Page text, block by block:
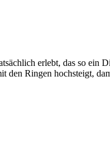
erlebt, das so ein
den Ringen hochsteigt,